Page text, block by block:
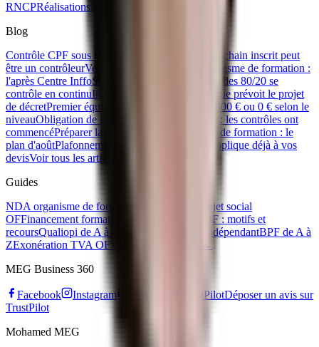
RNCPRéalisations
Blog
Contrôle CPF sous identité d'emprunt : votre prochain inscrit peut
être un contrôleurVeille réglementaire d'un organisme de formation :
l'après Centre InffoSous-traitance CPF : la règle des 80/20 se
contrôle en continuIndicateur 33 Qualiopi : ce que prévoit le projet
de décretPremier équipement apprenti : 500 €, 300 € ou 0 € selon le
niveauObligation de formation IA en entreprise : les contrôles ont
commencéPréparer la rentrée de son organisme de formation : le
plan d'aoûtPlafonnement CPF 2026 : ce qui s'applique déjà à vos
devisVoir tous les articles →
Guides
NDA organisme de formation
Code APE et objet social
OFFinancement formation OPCO
Refus EDOF : motifs et
recoursQualiopi de A à Z Devenir formateur indépendantBPF de A à
ZExonération TVA OF Voir tous les guides →
MEG Business 360
Facebook Instagram TrustPilotDéposer un avis sur
TrustPilot
Mohamed MEG